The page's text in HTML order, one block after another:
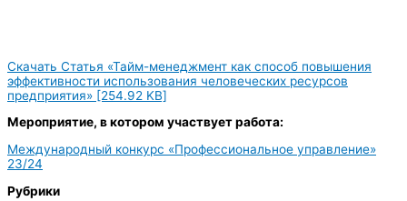
Скачать Статья «Тайм-менеджмент как способ повышения
эффективности использования человеческих ресурсов
предприятия» [254.92 KB]
Мероприятие, в котором участвует работа:
Международный конкурс «Профессиональное управление»
23/24
Рубрики